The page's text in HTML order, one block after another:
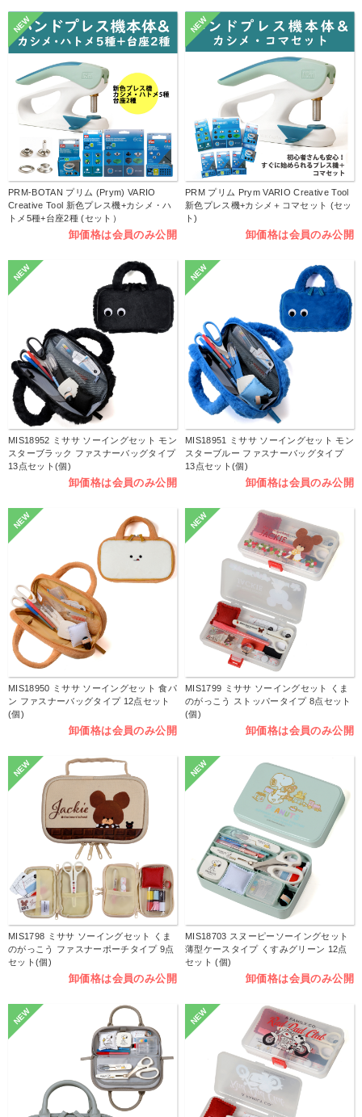
NEW
PRM-BOTAN プリム (Prym) VARIO
Creative Tool 新色プレス機+カシメ・ハ
トメ5種+台座2種 (セット）
卸価格は会員のみ公開
NEW
PRM プリム Prym VARIO Creative Tool
新色プレス機+カシメ＋コマセット (セッ
ト)
卸価格は会員のみ公開
NEW
MIS18952 ミササ ソーイングセット モン
スターブラック ファスナーバッグタイプ
13点セット(個)
卸価格は会員のみ公開
NEW
MIS18951 ミササ ソーイングセット モン
スターブルー ファスナーバッグタイプ
13点セット(個)
卸価格は会員のみ公開
NEW
MIS18950 ミササ ソーイングセット 食パ
ン ファスナーバッグタイプ 12点セット
(個)
卸価格は会員のみ公開
NEW
MIS1799 ミササ ソーイングセット くま
のがっこう ストッパータイプ 8点セット
(個)
卸価格は会員のみ公開
NEW
MIS1798 ミササ ソーイングセット くま
のがっこう ファスナーポーチタイプ 9点
セット(個)
卸価格は会員のみ公開
NEW
MIS18703 スヌーピーソーイングセット
薄型ケースタイプ くすみグリーン 12点
セット (個)
卸価格は会員のみ公開
NEW NEW